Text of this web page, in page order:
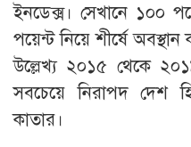
ইনডেক্স। সেখানে ১০০
পয়েন্ট নিয়ে শীর্ষে অবস্থান
উল্লেখ্য ২০১৫ থেকে
সবচেয়ে নিরাপদ দেশ
কাতার।